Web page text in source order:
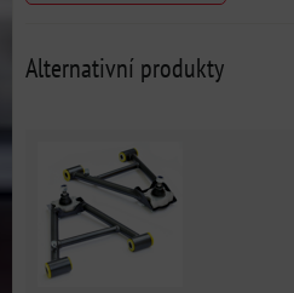
Alternativní produkty